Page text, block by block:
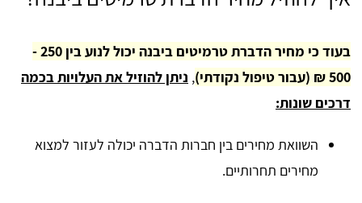
בעוד כי מחיר הדברת טרמיטים ביבנה יכול לנוע בין 250 -
500 ₪ (עבור טיפול נקודתי)
, ניתן להוזיל את העלויות בכמה
דרכים שונות:
השוואת מחירים בין חברות הדברה יכולה לעזור למצוא
מחירים תחרותיים.